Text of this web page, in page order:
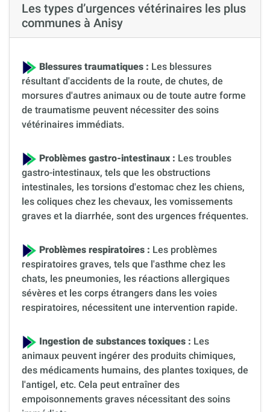
Les types d’urgences vétérinaires les plus
communes à Anisy
Blessures traumatiques : Les blessures
résultant d'accidents de la route, de chutes, de
morsures d'autres animaux ou de toute autre forme
de traumatisme peuvent nécessiter des soins
vétérinaires immédiats.
Problèmes gastro-intestinaux : Les troubles
gastro-intestinaux, tels que les obstructions
intestinales, les torsions d'estomac chez les chiens,
les coliques chez les chevaux, les vomissements
graves et la diarrhée, sont des urgences fréquentes.
Problèmes respiratoires : Les problèmes
respiratoires graves, tels que l'asthme chez les
chats, les pneumonies, les réactions allergiques
sévères et les corps étrangers dans les voies
respiratoires, nécessitent une intervention rapide.
Ingestion de substances toxiques : Les
animaux peuvent ingérer des produits chimiques,
des médicaments humains, des plantes toxiques, de
l'antigel, etc. Cela peut entraîner des
empoisonnements graves nécessitant des soins